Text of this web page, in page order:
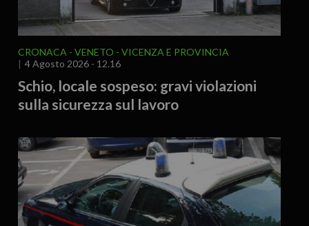
CRONACA VENETO
VICENZA E PROVINCIA
4 Agosto 2026 - 12.16
Schio, locale sospeso: gravi violazioni
sulla sicurezza sul lavoro